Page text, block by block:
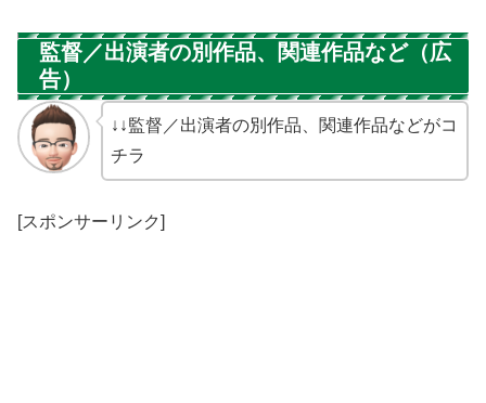
監督／出演者の別作品、関連作品など（広
告）
↓↓監督／出演者の別作品、関連作品などがコ
チラ
[スポンサーリンク]